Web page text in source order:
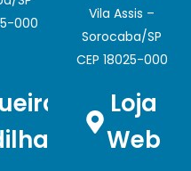
000
Vila Assis –
Sorocaba/SP
CEP 18025-000
Loja
Web